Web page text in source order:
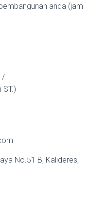
anda (jam
/
No.51 B, Kalideres,